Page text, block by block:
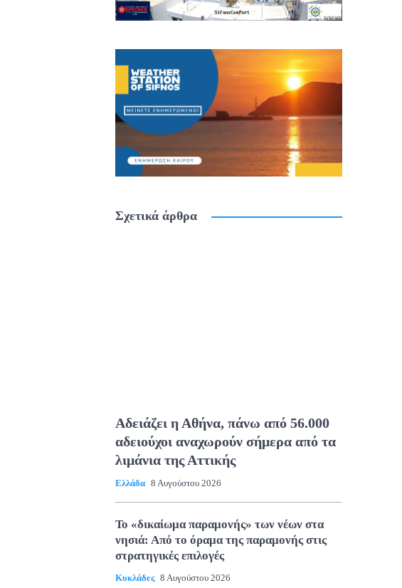
Σχετικά άρθρα
Αδειάζει η Αθήνα, πάνω από 56.000
αδειούχοι αναχωρούν σήμερα από τα
λιμάνια της Αττικής
Ελλάδα 8 Αυγούστου 2026
Το «δικαίωμα παραμονής» των νέων στα
νησιά: Από το όραμα της παραμονής στις
στρατηγικές επιλογές
Κυκλάδες 8 Αυγούστου 2026